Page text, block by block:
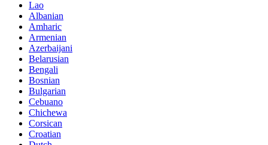
Lao
Albanian
Amharic
Armenian
Azerbaijani
Belarusian
Bengali
Bosnian
Bulgarian
Cebuano
Chichewa
Corsican
Croatian